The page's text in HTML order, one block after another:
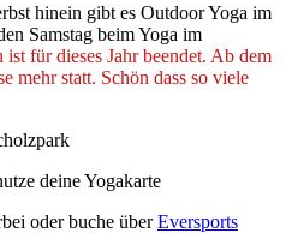
hinein gibt es Outdoor Yoga im
Samstag beim Yoga im
für dieses Jahr beendet. Ab dem
mehr statt. Schön dass so viele
deine Yogakarte
oder buche überEversports